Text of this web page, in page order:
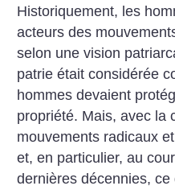
Historiquement, les
acteurs des
selon une vision
patrie était considérée
hommes devaient
propriété. Mais, avec la
mouvements radicaux
et, en particulier, au
dernières décennies,